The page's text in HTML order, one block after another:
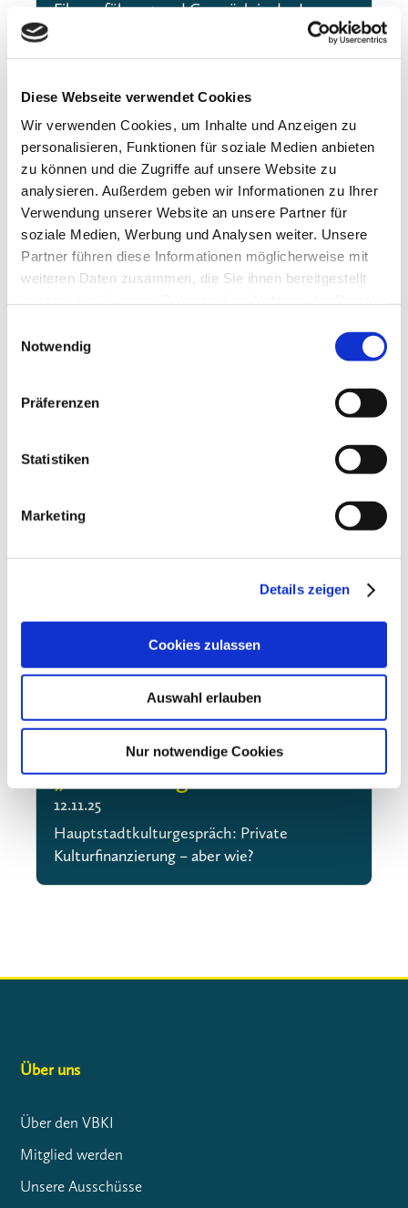
Diese Webseite verwendet Cookies
Wir verwenden Cookies, um Inhalte und Anzeigen zu
personalisieren, Funktionen für soziale Medien anbieten
zu können und die Zugriffe auf unsere Website zu
analysieren. Außerdem geben wir Informationen zu Ihrer
Verwendung unserer Website an unsere Partner für
soziale Medien, Werbung und Analysen weiter. Unsere
Partner führen diese Informationen möglicherweise mit
weiteren Daten zusammen, die Sie ihnen bereitgestellt
Notwendig
Präferenzen
Statistiken
Marketing
Details zeigen
Cookies zulassen
Auswahl erlauben
Nur notwendige Cookies
Filmvorführung und Gespräch in der James-
„Fundraising ist Chefsache“
12.11.25
Hauptstadtkulturgespräch: Private
Kulturfinanzierung – aber wie?
Über uns
Über den VBKI
Mitglied werden
Unsere Ausschüsse